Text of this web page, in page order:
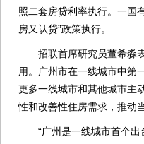
照二套房贷利率执行。一国
房又认贷”政策执行。
招联首席研究员董希淼表
用。广州市在一线城市中第
更多一线城市和其他城市主
性和改善性住房需求，推动
“广州是一线城市首个出